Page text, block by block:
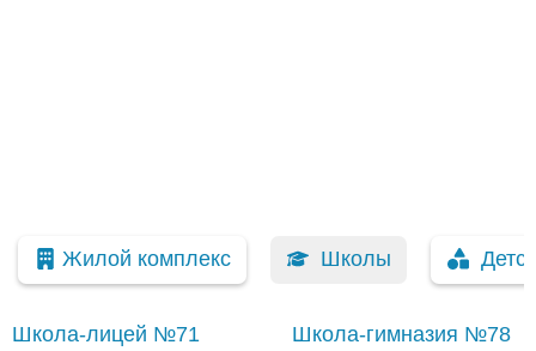
Жилой комплекс Школы
Школа-лицей №71
Школа-гимназия №78